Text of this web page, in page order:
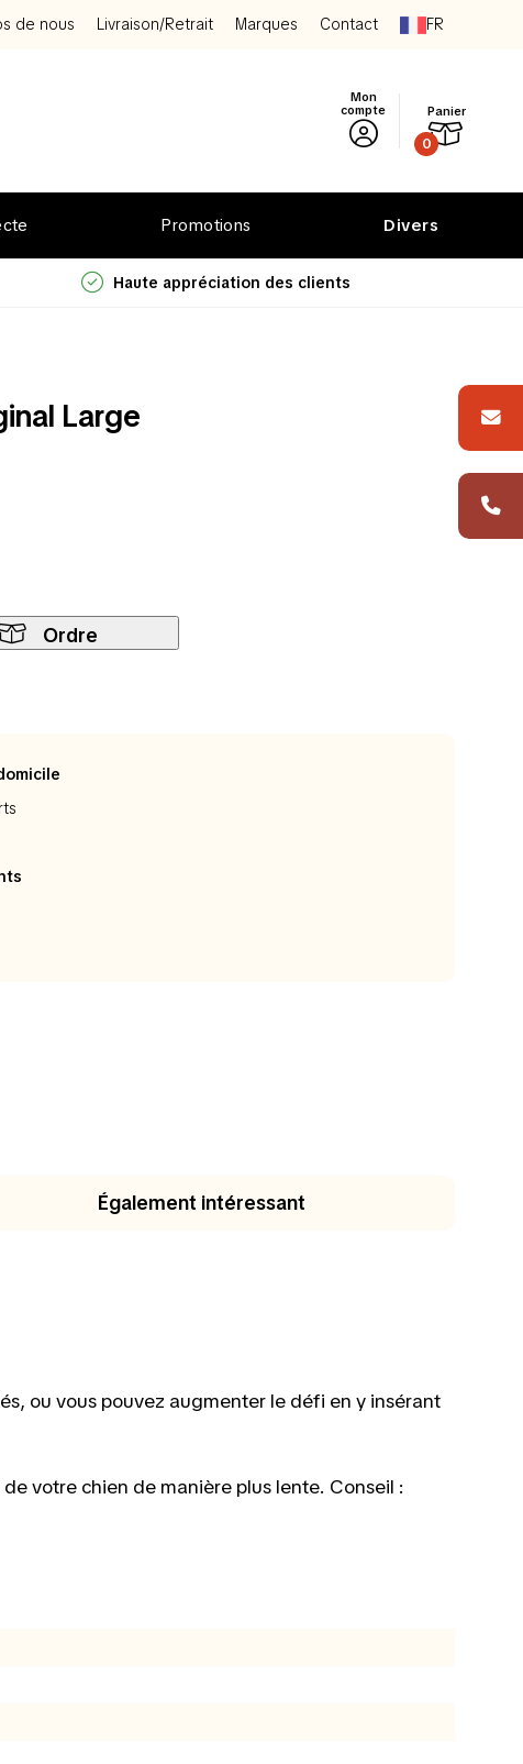
de nous Livraison/Retrait Marques Contact FR
0
Panier
Mon
compte
Promotions Divers
Haute appréciation des clients
Large
Ordre
Également intéressant
ou vous pouvez augmenter le défi en y insérant
votre chien de manière plus lente. Conseil :